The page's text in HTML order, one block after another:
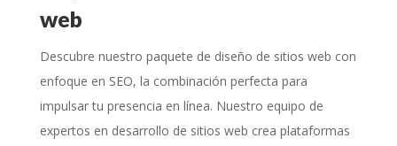
web
Descubre nuestro paquete de diseño de sitios web con
enfoque en SEO, la combinación perfecta para
impulsar tu presencia en línea. Nuestro equipo de
expertos en desarrollo de sitios web crea plataformas